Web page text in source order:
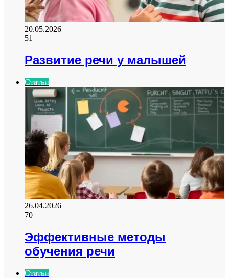
20.05.2026
51
Развитие речи у малышей
Статьи
26.04.2026
70
Эффективные методы
обучения речи
Статьи